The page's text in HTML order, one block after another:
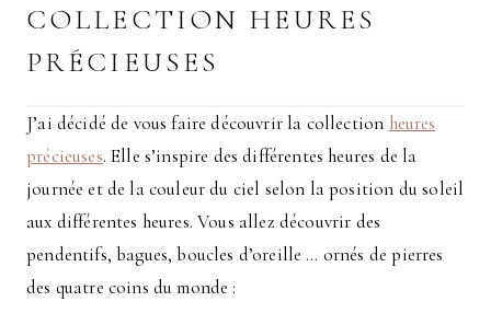
COLLECTION HEURES
PRÉCIEUSES
J’ai décidé de vous faire découvrir la collection heures
précieuses. Elle s’inspire des différentes heures de la
journée et de la couleur du ciel selon la position du soleil
aux différentes heures. Vous allez découvrir des
pendentifs, bagues, boucles d’oreille … ornés de pierres
des quatre coins du monde :